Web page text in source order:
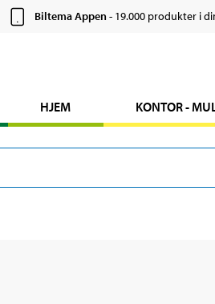
Biltema Appen- 19.000 produkter i
HJEM KONTOR -